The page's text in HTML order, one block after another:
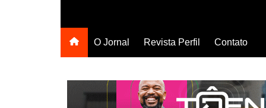
O Jornal Revista Perfil Contato